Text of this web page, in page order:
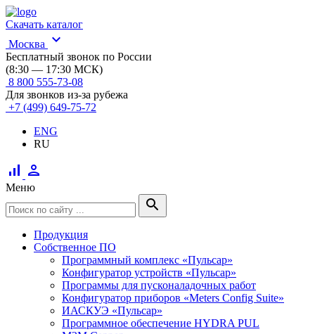
Скачать каталог
Москва
expand_more
Бесплатный звонок по России
(8:30 — 17:30 МСК)
8 800 555-73-08
Для звонков из-за рубежа
+7 (499) 649-75-72
ENG
RU
signal_cellular_alt person
Меню
search
Продукция
Собственное ПО
Программный комплекс «Пульсар»
Конфигуратор устройств «Пульсар»
Программы для пусконаладочных работ
Конфигуратор приборов «Meters Config Suite»
ИАСКУЭ «Пульсар»
Программное обеспечение HYDRA PUL